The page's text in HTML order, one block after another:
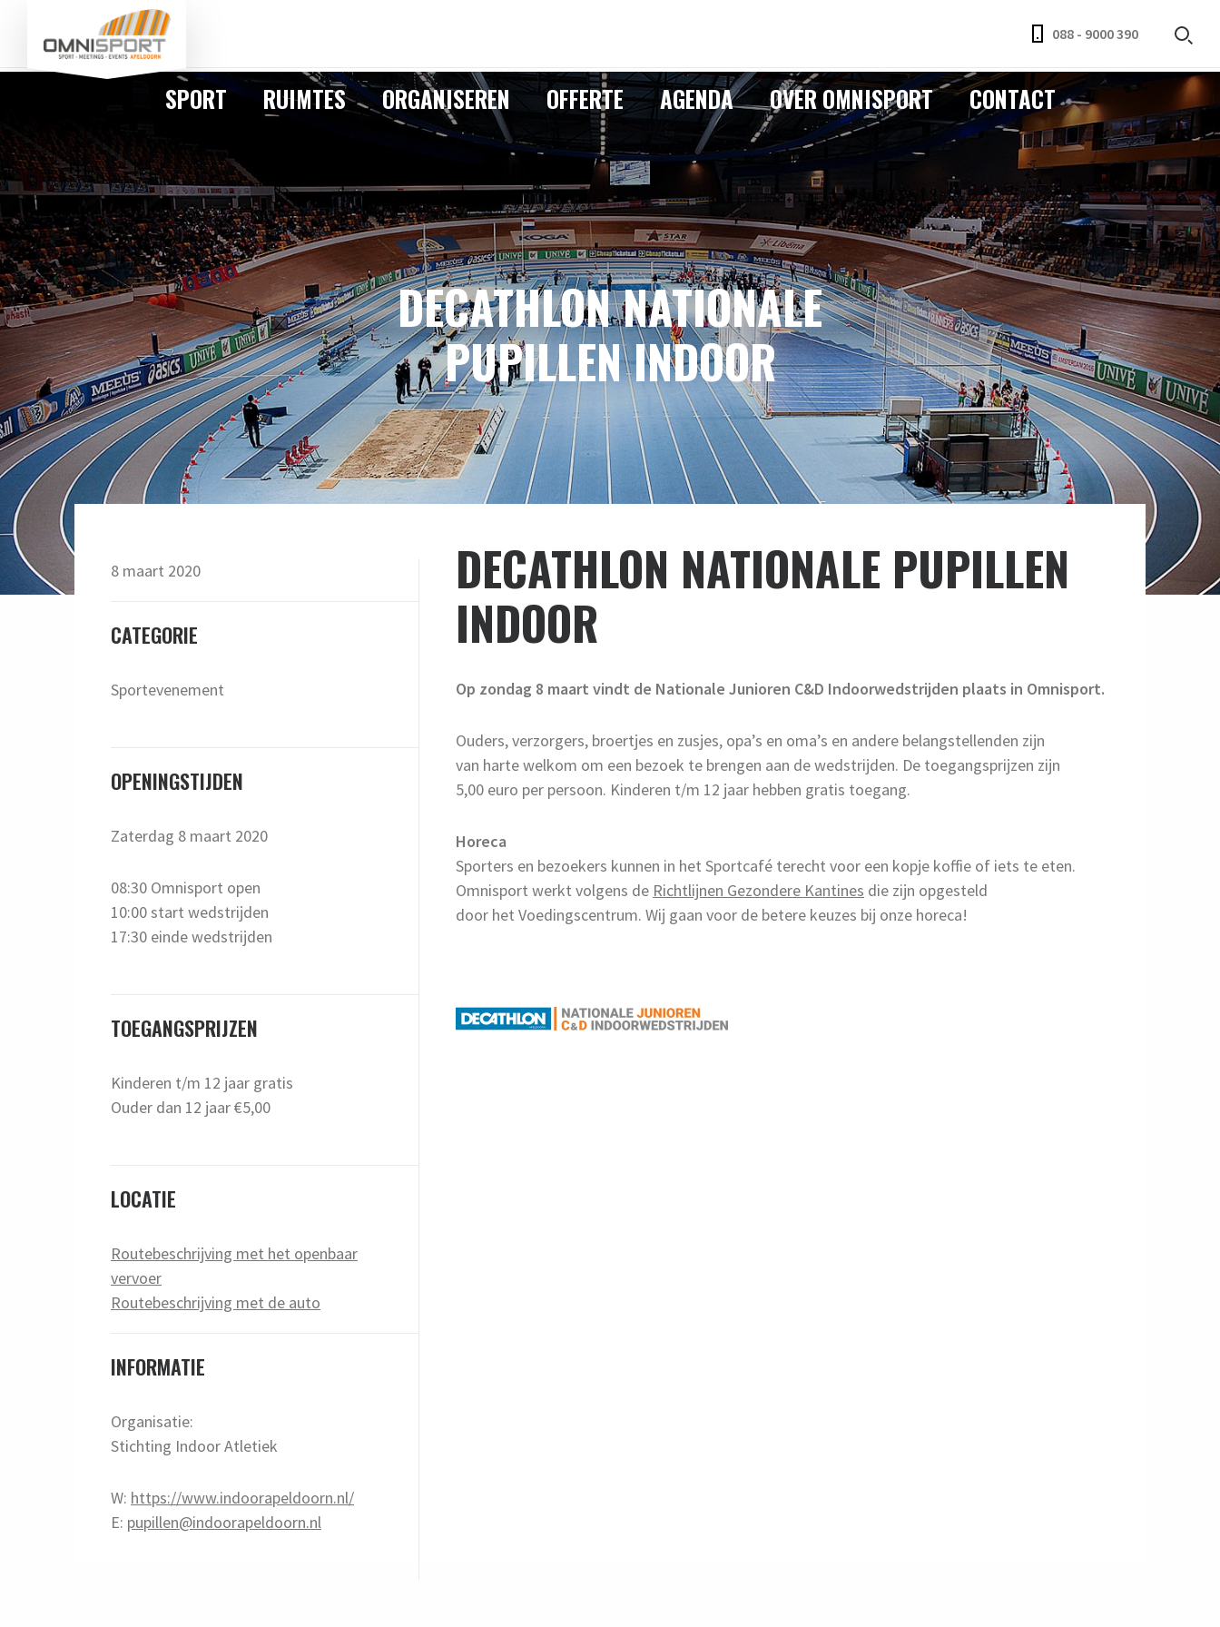
088 - 9000 390
SPORT RUIMTES ORGANISEREN OFFERTE AGENDA OVER OMNISPORT CONTACT
DECATHLON NATIONALE
PUPILLEN INDOOR
DECATHLON NATIONALE PUPILLEN
INDOOR
Op zondag 8 maart vindt de Nationale Junioren C&D Indoorwedstrijden plaats in Omnisport.
Ouders, verzorgers, broertjes en zusjes, opa’s en oma’s en andere belangstellenden zijn
van harte welkom om een bezoek te brengen aan de wedstrijden. De toegangsprijzen zijn
5,00 euro per persoon. Kinderen t/m 12 jaar hebben gratis toegang.
Horeca
Sporters en bezoekers kunnen in het Sportcafé terecht voor een kopje koffie of iets te eten.
Omnisport werkt volgens de Richtlijnen Gezondere Kantines die zijn opgesteld
door het Voedingscentrum. Wij gaan voor de betere keuzes bij onze horeca!
8 maart 2020
CATEGORIE
Sportevenement
OPENINGSTIJDEN
Zaterdag 8 maart 2020
08:30 Omnisport open
10:00 start wedstrijden
17:30 einde wedstrijden
TOEGANGSPRIJZEN
Kinderen t/m 12 jaar gratis
Ouder dan 12 jaar €5,00
LOCATIE
Routebeschrijving met het openbaar
vervoer
Routebeschrijving met de auto
INFORMATIE
Organisatie:
Stichting Indoor Atletiek
W: https://www.indoorapeldoorn.nl/
E: pupillen@indoorapeldoorn.nl